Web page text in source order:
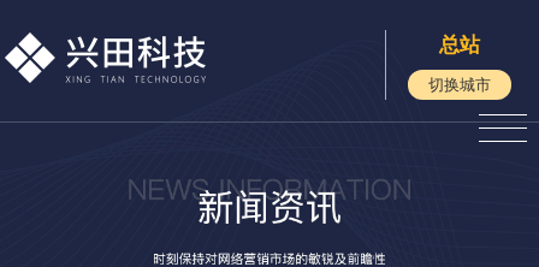
总站
切换城市